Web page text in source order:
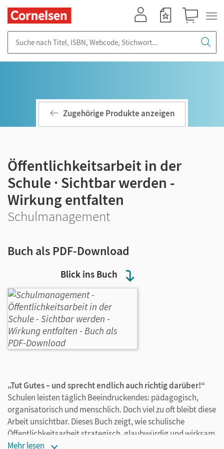
Blick ins Buch
Zugehörige Produkte anzeigen
Öffentlichkeitsarbeit in der
Schule · Sichtbar werden -
Wirkung entfalten
Schulmanagement
Buch als PDF-Download
„Tut Gutes – und sprecht endlich auch richtig darüber!“
Schulen leisten täglich Beeindruckendes: pädagogisch,
organisatorisch und menschlich. Doch viel zu oft bleibt diese
Arbeit unsichtbar. Dieses Buch zeigt, wie schulische
Öffentlichkeitsarbeit strategisch, glaubwürdig und wirksam
gestaltet werden kann – ohne Marketing-Floskeln, aber mit
Mehr lesen